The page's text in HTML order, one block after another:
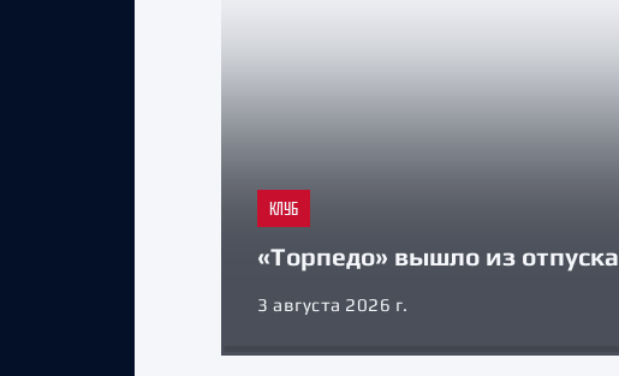
КЛУБ
«Торпедо» вышло из отпуска
3 августа 2026 г.